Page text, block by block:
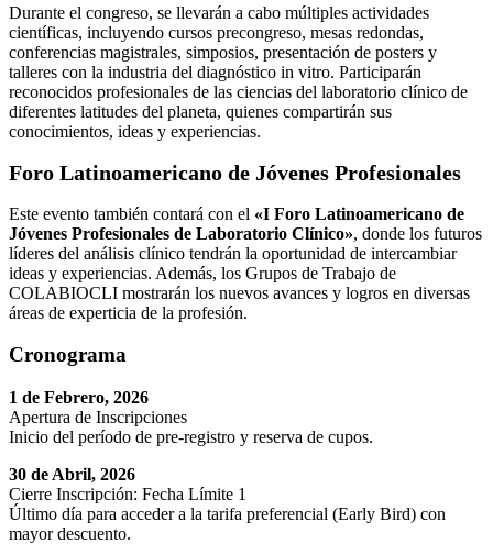
Durante el congreso, se llevarán a cabo múltiples actividades
científicas, incluyendo cursos precongreso, mesas redondas,
conferencias magistrales, simposios, presentación de posters y
talleres con la industria del diagnóstico in vitro. Participarán
reconocidos profesionales de las ciencias del laboratorio clínico de
diferentes latitudes del planeta, quienes compartirán sus
conocimientos, ideas y experiencias.
Foro Latinoamericano de Jóvenes Profesionales
Este evento también contará con el «I Foro Latinoamericano de
Jóvenes Profesionales de Laboratorio Clínico», donde los futuros
líderes del análisis clínico tendrán la oportunidad de intercambiar
ideas y experiencias. Además, los Grupos de Trabajo de
COLABIOCLI mostrarán los nuevos avances y logros en diversas
áreas de experticia de la profesión.
Cronograma
1 de Febrero, 2026
Apertura de Inscripciones
Inicio del período de pre-registro y reserva de cupos.
30 de Abril, 2026
Cierre Inscripción: Fecha Límite 1
Último día para acceder a la tarifa preferencial (Early Bird) con
mayor descuento.